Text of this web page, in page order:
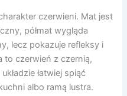
czerwieni. Mat jest
półmat wygląda
lecz pokazuje refleksy i
to czerwień z czernią,
łatwiej spiąć
albo ramą lustra.